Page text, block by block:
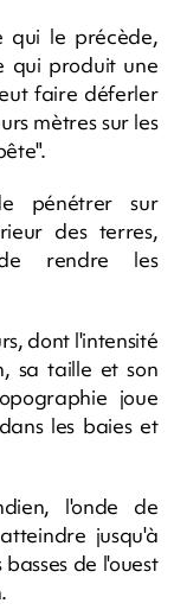
qui le précède,
qui produit une
faire déferler
mètres sur les
pénétrer sur
des terres,
rendre les
dont l'intensité
sa taille et son
joue
les baies et
l'onde de
jusqu'à
de l'ouest